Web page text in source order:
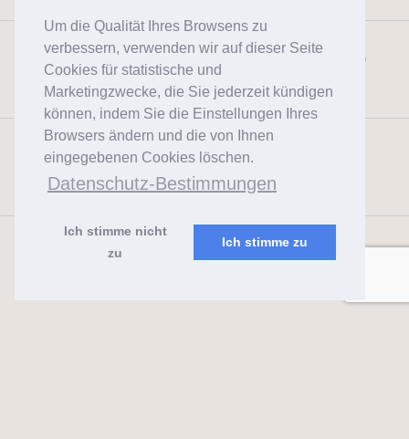
Um die Qualität Ihres Browsens zu
verbessern, verwenden wir auf dieser Seite
Cookies für statistische und
Marketingzwecke, die Sie jederzeit kündigen
können, indem Sie die Einstellungen Ihres
Browsers ändern und die von Ihnen
eingegebenen Cookies löschen.
Datenschutz-Bestimmungen
Ich stimme nicht
zu
Ich stimme zu
Single Jersey 95% Baumwolle,
5% Lycra, 180g
Jersey 92% Baumwolle, 8%
Lycra, 200g